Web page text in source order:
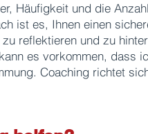
Häufigkeit und die
ist es, Ihnen einen
reflektieren und zu
es vorkommen, dass
Coaching richtet